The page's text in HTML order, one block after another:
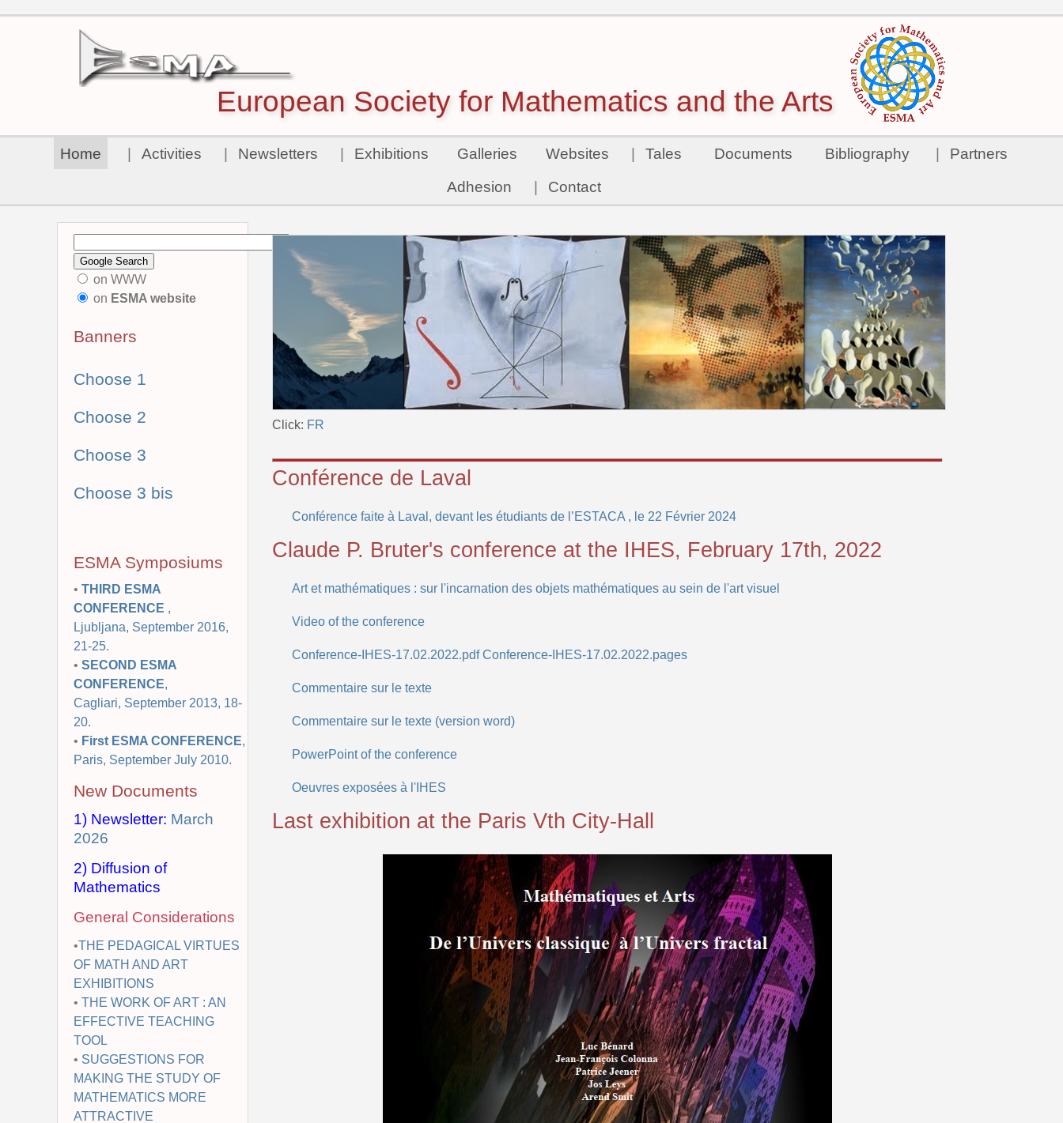
European Society for Mathematics and the Arts
Home Activities Newsletters Exhibitions Galleries Websites Tales Documents Bibliography
Partners
Adhesion
Contact
on WWW
on ESMA website
Banners
Choose 1
Choose 2
Choose 3
Choose 3 bis
ESMA Symposiums
• THIRD ESMA
CONFERENCE ,
Ljubljana, September 2016,
21-25.
• SECOND ESMA
CONFERENCE,
Cagliari, September 2013, 18-
20.
• First ESMA CONFERENCE,
Paris, September July 2010.
New Documents
1) Newsletter: March
2026
2) Diffusion of
Mathematics
General Considerations
•THE PEDAGICAL VIRTUES
OF MATH AND ART
EXHIBITIONS
• THE WORK OF ART : AN
EFFECTIVE TEACHING
TOOL
• SUGGESTIONS FOR
MAKING THE STUDY OF
MATHEMATICS MORE
ATTRACTIVE
Click: FR
Conférence de Laval
Conférence faite à Laval, devant les étudiants de l’ESTACA , le 22 Février 2024
Claude P. Bruter's conference at the IHES, February 17th, 2022
Art et mathématiques : sur l'incarnation des objets mathématiques au sein de l'art visuel
Video of the conference
Conference-IHES-17.02.2022.pdf Conference-IHES-17.02.2022.pages
Commentaire sur le texte
Commentaire sur le texte (version word)
PowerPoint of the conference
Oeuvres exposées à l'IHES
Last exhibition at the Paris Vth City-Hall